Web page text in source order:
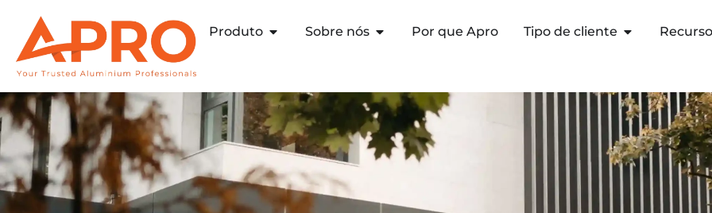
Produto Sobre nós Por que Apro Tipo de cliente Recurso